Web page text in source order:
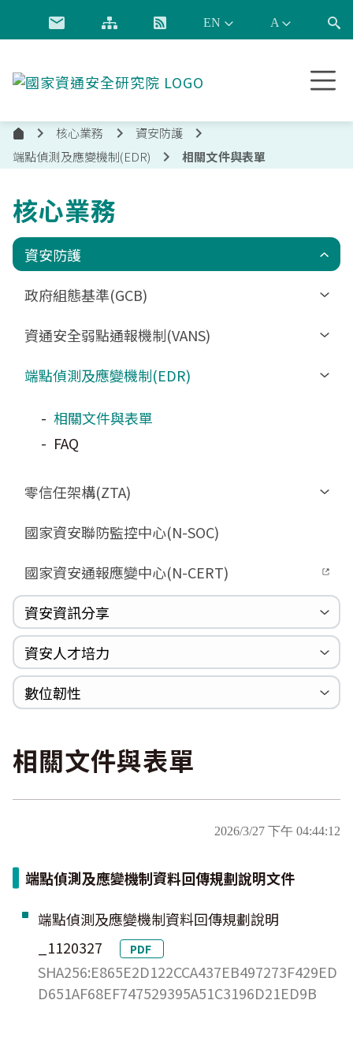
跳到主要內容
安
全
首
頁
核心業務
資安防護
端點偵測及應變機制(EDR)
相關文件與表單
核心業務
資安防護
政府組態基準(GCB)
更新消息
GCB說明文件
GCB數位教材
GCB終止支援
FAQ
資通安全弱點通報機制(VANS)
申請作業表單
數位影片教材
FAQ
端點偵測及應變機制(EDR)
相關文件與表單
FAQ
零信任架構(ZTA)
相關文件與表單
驗證進度
國家資安聯防監控中心(N-SOC)
國家資安通報應變中心(N-CERT)
資安資訊分享
資安週報
資安季報
國際資安政策觀測
漏洞警示新聞
漏洞警訊公告
重大漏洞資訊
Zerologon
ProxyLogon
Log4shell
資安服務廠商評鑑
國家資安資訊分享與分析中心(N-ISAC)
資安人才培力
巡迴研討會
CCOE資安實戰人才培育計畫成果簡介
資安人才培訓服務網
資安系列競賽網站
數位韌性
相關文件與表單
2026/3/27 下午 04:44:12
端點偵測及應變機制資料回傳規劃說明文件
端點偵測及應變機制資料回傳規劃說明
_1120327
PDF
SHA256:E865E2D122CCA437EB497273F429ED
D651AF68EF747529395A51C3196D21ED9B